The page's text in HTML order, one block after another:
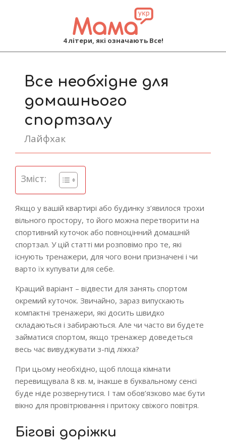
4 літери, які означають Все!
Все необхідне для
домашнього
спортзалу
Лайфхак
Зміст:
Якщо у вашій квартирі або будинку з’явилося трохи
вільного простору, то його можна перетворити на
спортивний куточок або повноцінний домашній
спортзал. У цій статті ми розповімо про те, які
існують тренажери, для чого вони призначені і чи
варто їх купувати для себе.
Кращий варіант – відвести для занять спортом
окремий куточок. Звичайно, зараз випускають
компактні тренажери, які досить швидко
складаються і забираються. Але чи часто ви будете
займатися спортом, якщо тренажер доведеться
весь час вивуджувати з-під ліжка?
При цьому необхідно, щоб площа кімнати
перевищувала 8 кв. м, інакше в буквальному сенсі
буде ніде розвернутися. І там обов’язково має бути
вікно для провітрювання і притоку свіжого повітря.
Бігові доріжки